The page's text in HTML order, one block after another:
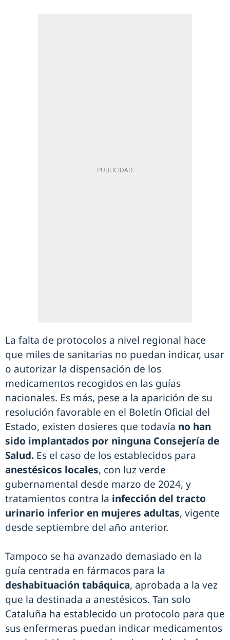
La falta de protocolos a nivel regional hace
que miles de sanitarias no puedan indicar, usar
o autorizar la dispensación de los
medicamentos recogidos en las guías
nacionales. Es más, pese a la aparición de su
resolución favorable en el Boletín Oficial del
Estado, existen dosieres que todavía no han
sido implantados por ninguna Consejería de
Salud. Es el caso de los establecidos para
anestésicos locales, con luz verde
gubernamental desde marzo de 2024, y
tratamientos contra la infección del tracto
urinario inferior en mujeres adultas, vigente
desde septiembre del año anterior.
Tampoco se ha avanzado demasiado en la
guía centrada en fármacos para la
deshabituación tabáquica, aprobada a la vez
que la destinada a anestésicos. Tan solo
Cataluña ha establecido un protocolo para que
sus enfermeras puedan indicar medicamentos